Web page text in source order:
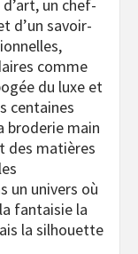
un chef-
d’un savoir-
comme
du luxe et
centaines
broderie main
des matières
un univers où
fantaisie la
la silhouette